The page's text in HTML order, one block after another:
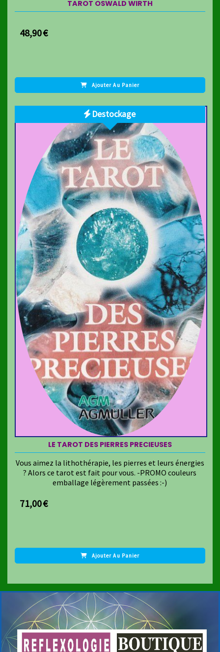
TAROT OSWALD WIRTH
48,90€
Ajouter Au Panier
Destockage
LE TAROT DES PIERRES PRECIEUSES
Vous aimez la lithothérapie, les pierres et leurs énergies
? Alors ce tarot est fait pour vous. -PROMO couleurs
emballage légèrement passées :-)
71,00€
Ajouter Au Panier